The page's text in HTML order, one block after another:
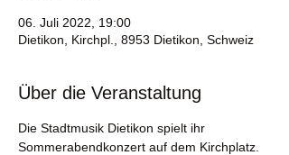
06. Juli 2022, 19:00
Dietikon, Kirchpl., 8953 Dietikon, Schweiz
Über die Veranstaltung
Die Stadtmusik Dietikon spielt ihr
Sommerabendkonzert auf dem Kirchplatz.